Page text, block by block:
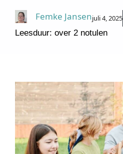
Femke Jansenjuli 4, 2025
Leesduur: over 2 notulen